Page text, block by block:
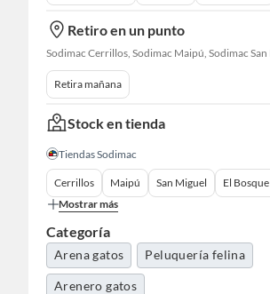
Retiro en un punto
Retira mañana
Stock en tienda
Tiendas Sodimac
Cerrillos Maipú San Miguel
El Bosque
Mostrar más
Categoría
Arena gatos Peluquería felina
Arenero gatos